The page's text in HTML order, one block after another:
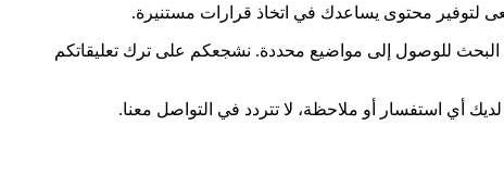
لتوفير محتوى يساعدك في اتخاذ قرارات مستنيرة.
البحث للوصول إلى مواضيع محددة. نشجعكم على ترك تعليقاتكم
أي استفسار أو ملاحظة، لا تتردد في التواصل معنا.